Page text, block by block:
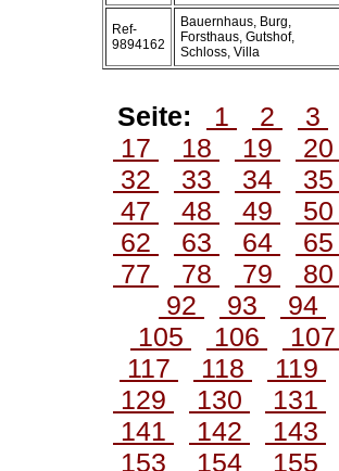
Ref-
9894162
Bauernhaus, Burg,
Forsthaus, Gutshof,
Schloss, Villa
Seite: 1 2
3
17
18 19
32
33 34
47
48 49
62
63 64
77
78 79
92
93
94
105
106
117
118
119
129
130
131
141
142
143
153
154
155